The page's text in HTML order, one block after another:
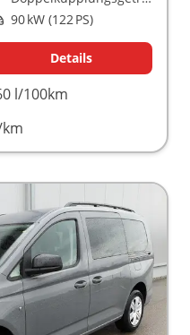
90 kW (122 PS)
Details
l/100km